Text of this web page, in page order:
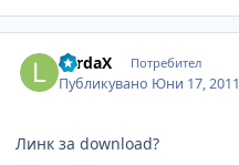
LardaX Потребител
Публикувано Юни 17, 2011
Линк за download?